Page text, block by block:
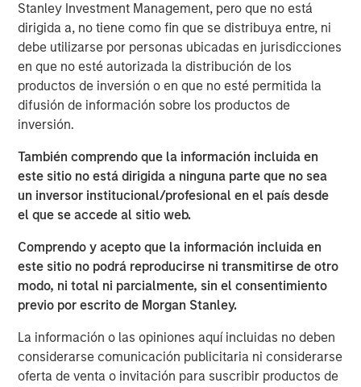
Stanley Investment Management, pero que no está
dirigida a, no tiene como fin que se distribuya entre, ni
debe utilizarse por personas ubicadas en jurisdicciones
en que no esté autorizada la distribución de los
productos de inversión o en que no esté permitida la
difusión de información sobre los productos de
inversión.
También comprendo que la información incluida en
este sitio no está dirigida a ninguna parte que no sea
un inversor institucional/profesional en el país desde
el que se accede al sitio web.
Comprendo y acepto que la información incluida en
este sitio no podrá reproducirse ni transmitirse de otro
modo, ni total ni parcialmente, sin el consentimiento
previo por escrito de Morgan Stanley.
La información o las opiniones aquí incluidas no deben
considerarse comunicación publicitaria ni considerarse
oferta de venta o invitación para suscribir productos de
Fountain Quail name. “This acquisition will enhance XRI’s
owned network of water midstream systems with full
recycle and reuse capabilities that set the standard for
flexibility and sustainability for water used in advanced
completion techniques in the Permian Basin,” stated XRI’s
President, John Durand.
“We are delighted with the acquisition of Fountain Quail
Water Treatment,” said XRI CEO Matthew Gabriel. “Its low-
cost, high-efficiency recycle technology is second-to-
none. When paired with the natural, non-potable water
sourced on our owned water midstream systems in the
customers to reuse, blend or swap 100% of their
produced water with our water to obtain water of
virtually any specification.”
stated “the sale of our treatment division to XRI is an
exciting outcome for us and for a business that traces its
lineage back to treating oilfield wastewater in the early